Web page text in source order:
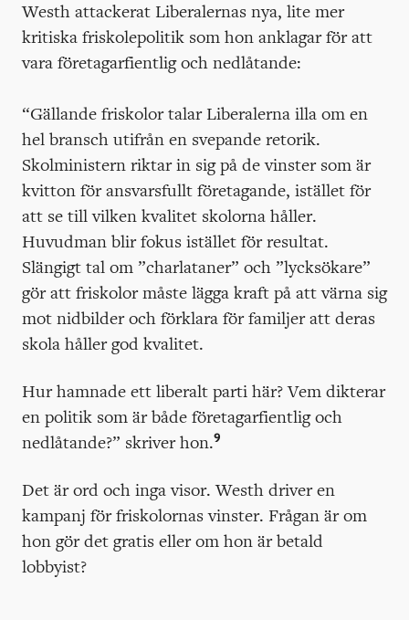
Westh attackerat Liberalernas nya, lite mer
kritiska friskolepolitik som hon anklagar för att
vara företagarfientlig och nedlåtande:
“Gällande friskolor talar Liberalerna illa om en
hel bransch utifrån en svepande retorik.
Skolministern riktar in sig på de vinster som är
kvitton för ansvarsfullt företagande, istället för
att se till vilken kvalitet skolorna håller.
Huvudman blir fokus istället för resultat.
Slängigt tal om ”charlataner” och ”lycksökare”
gör att friskolor måste lägga kraft på att värna sig
mot nidbilder och förklara för familjer att deras
skola håller god kvalitet.
Hur hamnade ett liberalt parti här? Vem dikterar
en politik som är både företagarfientlig och
nedlåtande?” skriver hon.9
Det är ord och inga visor. Westh driver en
kampanj för friskolornas vinster. Frågan är om
hon gör det gratis eller om hon är betald
lobbyist?